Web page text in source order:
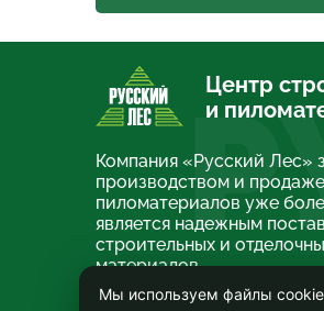
Центр
и
Компания «Русский Лес»
производством и
пиломатериалов уже
является надежным
строительных и
материалов.
Мы используем файлы cookie